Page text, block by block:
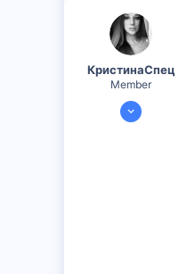
КристинаСпец
Member
3 Фев 2024